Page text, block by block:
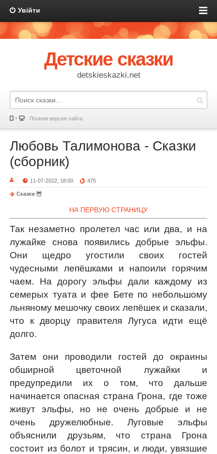
Увійти
Детские сказки
detskieskazki.net
Полная версия сайта
Любовь Талимонова - Сказки
(сборник)
11-07-2022, 18:00 475
Сказки 🦉
НА ПЕРВУЮ СТРАНИЦУ
Так незаметно пролетел час или два, и на
лужайке снова появились добрые эльфы.
Они щедро угостили своих гостей
чудесными лепёшками и напоили горячим
чаем. На дорогу эльфы дали каждому из
семерых туата и фее Бете по небольшому
льняному мешочку своих лепёшек и сказали,
что к дворцу правителя Лугуса идти ещё
долго.
Затем они проводили гостей до окраины
обширной цветочной лужайки и
предупредили их о том, что дальше
начинается опасная страна Грона, где тоже
живут эльфы, но не очень добрые и не
очень дружелюбные. Луговые эльфы
объяснили друзьям, что страна Грона
состоит из болот и трясин, и люди, увязшие